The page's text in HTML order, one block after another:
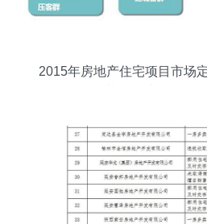
2015年房地产住宅项目市场